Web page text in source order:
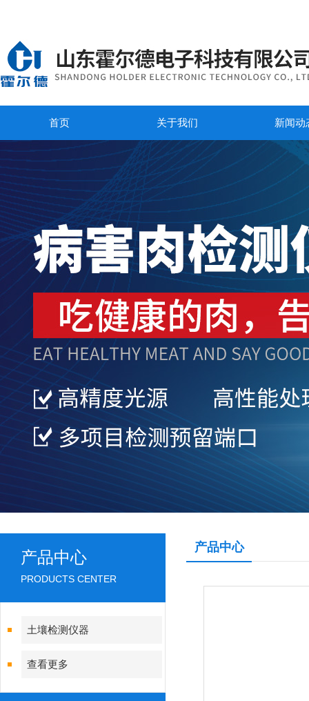
首页 关于我们 新闻动
产品中心
PRODUCTS CENTER
土壤检测仪器
查看更多
产品中心